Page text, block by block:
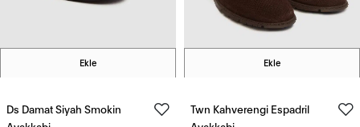
Ekle
Ds Damat Siyah Smokin
Ekle
Twn Kahverengi Espadril